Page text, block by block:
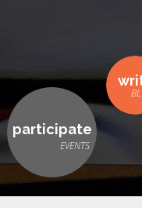
participate